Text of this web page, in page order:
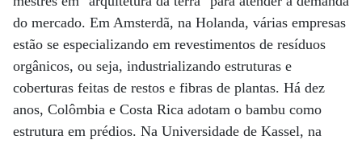
do mercado. Em Amsterdã, na Holanda, várias empresas
estão se especializando em revestimentos de resíduos
orgânicos, ou seja, industrializando estruturas e
coberturas feitas de restos e fibras de plantas. Há dez
anos, Colômbia e Costa Rica adotam o bambu como
estrutura em prédios. Na Universidade de Kassel, na